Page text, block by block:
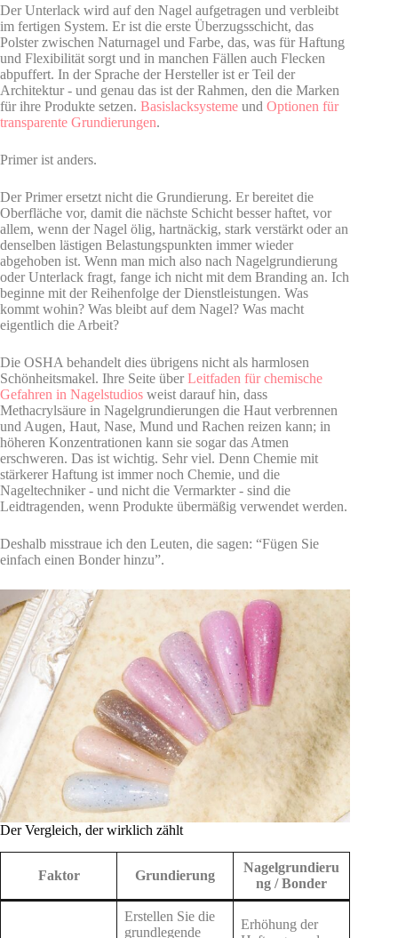
Der Unterlack wird auf den Nagel aufgetragen und verbleibt
im fertigen System. Er ist die erste Überzugsschicht, das
Polster zwischen Naturnagel und Farbe, das, was für Haftung
und Flexibilität sorgt und in manchen Fällen auch Flecken
abpuffert. In der Sprache der Hersteller ist er Teil der
Architektur - und genau das ist der Rahmen, den die Marken
für ihre Produkte setzen. Basislacksysteme und Optionen für
transparente Grundierungen.
Primer ist anders.
Der Primer ersetzt nicht die Grundierung. Er bereitet die
Oberfläche vor, damit die nächste Schicht besser haftet, vor
allem, wenn der Nagel ölig, hartnäckig, stark verstärkt oder an
denselben lästigen Belastungspunkten immer wieder
abgehoben ist. Wenn man mich also nach Nagelgrundierung
oder Unterlack fragt, fange ich nicht mit dem Branding an. Ich
beginne mit der Reihenfolge der Dienstleistungen. Was
kommt wohin? Was bleibt auf dem Nagel? Was macht
eigentlich die Arbeit?
Die OSHA behandelt dies übrigens nicht als harmlosen
Schönheitsmakel. Ihre Seite überLeitfaden für chemische
Gefahren in Nagelstudios weist darauf hin, dass
Methacrylsäure in Nagelgrundierungen die Haut verbrennen
und Augen, Haut, Nase, Mund und Rachen reizen kann; in
höheren Konzentrationen kann sie sogar das Atmen
erschweren. Das ist wichtig. Sehr viel. Denn Chemie mit
stärkerer Haftung ist immer noch Chemie, und die
Nageltechniker - und nicht die Vermarkter - sind die
Leidtragenden, wenn Produkte übermäßig verwendet werden.
Deshalb misstraue ich den Leuten, die sagen: “Fügen Sie
einfach einen Bonder hinzu”.
Der Vergleich, der wirklich zählt
Faktor Grundierung
Nagelgrundieru
ng / Bonder
Erstellen Sie die
grundlegende
Erhöhung der